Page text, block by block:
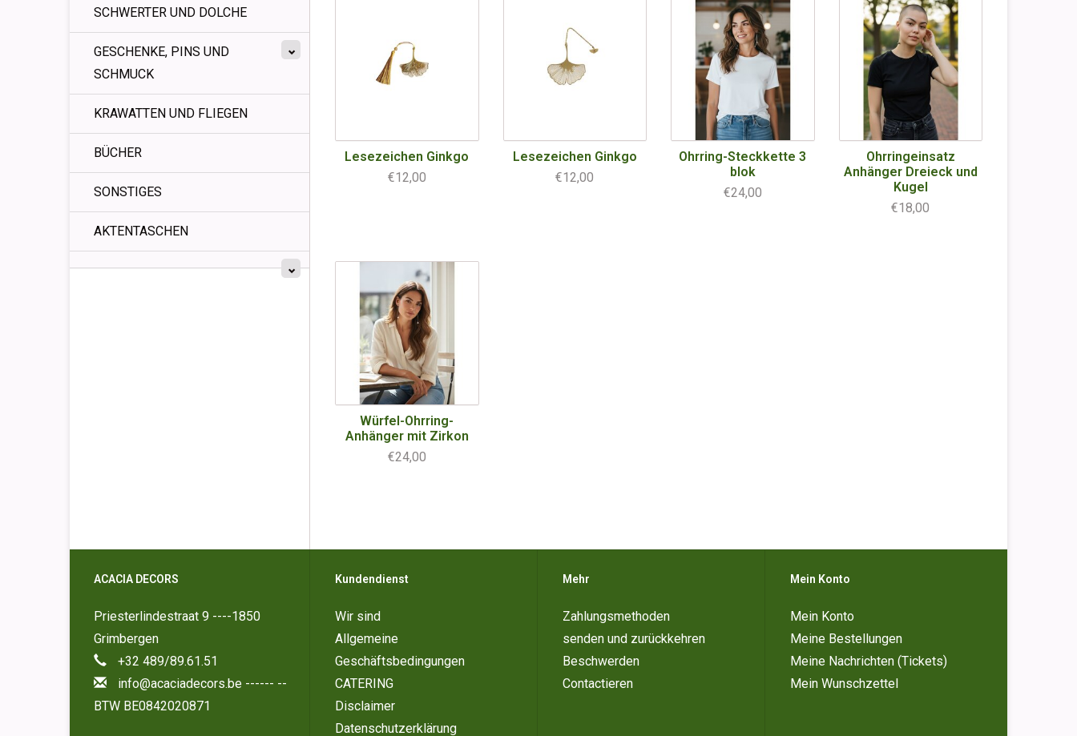
SCHWERTER UND DOLCHE
GESCHENKE, PINS UND
SCHMUCK
KRAWATTEN UND FLIEGEN
BÜCHER
SONSTIGES
AKTENTASCHEN
Lesezeichen Ginkgo
€12,00
Lesezeichen Ginkgo
€12,00
Ohrring-Steckkette 3
blok
€24,00
Ohrringeinsatz
Anhänger Dreieck und
Kugel
€18,00
Würfel-Ohrring-
Anhänger mit Zirkon
€24,00
ACACIA DECORS
Priesterlindestraat 9 ----1850
Grimbergen
+32 489/89.61.51
info@acaciadecors.be ------ --
BTW BE0842020871
Kundendienst
Wir sind
Allgemeine
Geschäftsbedingungen
CATERING
Disclaimer
Datenschutzerklärung
Mehr
Zahlungsmethoden
senden und zurückkehren
Beschwerden
Contactieren
Mein Konto
Mein Konto
Meine Bestellungen
Meine Nachrichten (Tickets)
Mein Wunschzettel